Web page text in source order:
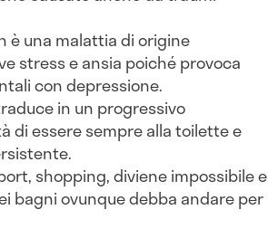
è una malattia di origine
stress e ansia poiché provoca
con depressione.
in un progressivo
di essere sempre alla toilette e
shopping, diviene impossibile e
bagni ovunque debba andare per